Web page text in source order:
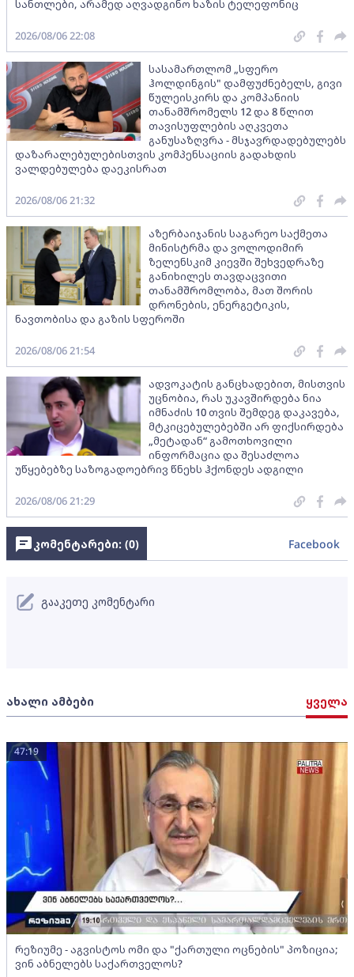
სანთლები, არამედ აღვადგინო ხაზის ტელეფონიც
2026/08/06 22:08
სასამართლომ „სფერო
ჰოლდინგის" დამფუძნებელს, გივი
წულეისკირს და კომპანიის
თანამშრომელს 12 და 8 წლით
თავისუფლების აღკვეთა
განუსაზღვრა - მსჯავრდადებულებს
დაზარალებულებისთვის კომპენსაციის გადახდის
ვალდებულება დაეკისრათ
2026/08/06 21:32
აზერბაიჯანის საგარეო საქმეთა
მინისტრმა და ვოლოდიმირ
ზელენსკიმ კიევში შეხვედრაზე
განიხილეს თავდაცვითი
თანამშრომლობა, მათ შორის
დრონების, ენერგეტიკის,
ნავთობისა და გაზის სფეროში
2026/08/06 21:54
ადვოკატის განცხადებით, მისთვის
უცნობია, რას უკავშირდება ნია
იმნაძის 10 თვის შემდეგ დაკავება,
მტკიცებულებებში არ ფიქსირდება
„მეტადან“ გამოთხოვილი
ინფორმაცია და შესაძლოა
უწყებებზე საზოგადოებრივ წნეხს ჰქონდეს ადგილი
2026/08/06 21:29
ახალი ამბები ყველა
რეზიუმე - აგვისტოს ომი და "ქართული ოცნების" პოზიცია;
ვინ აბნელებს საქართველოს?
47:19
კომენტარები: (0) Facebook
გააკეთე კომენტარი